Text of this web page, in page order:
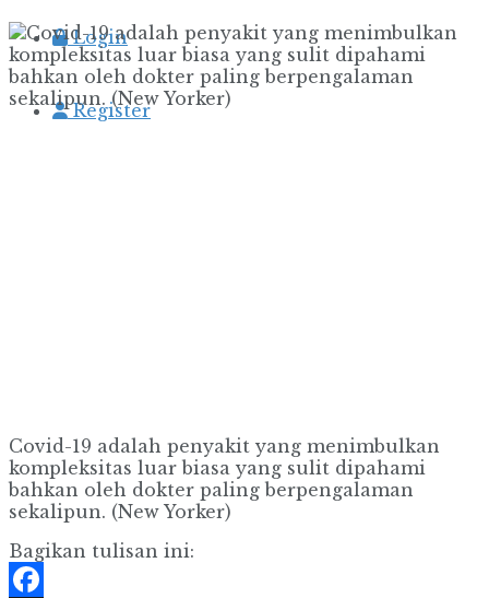
Login
Register
Covid-19 adalah penyakit yang menimbulkan
kompleksitas luar biasa yang sulit dipahami
bahkan oleh dokter paling berpengalaman
sekalipun. (New Yorker)
Bagikan tulisan ini: